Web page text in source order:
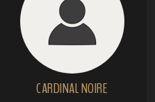
CARDINAL NOIRE